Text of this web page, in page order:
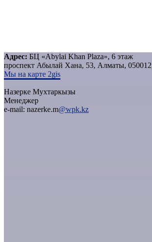
Адрес: БЦ «Abylai Khan Plaza», 6 этаж
проспект Абылай Хана, 53, Алматы,
Мы на карте 2gis
Назерке Мухтаркызы
Менеджер
e-mail: nazerke.m@wpk.kz